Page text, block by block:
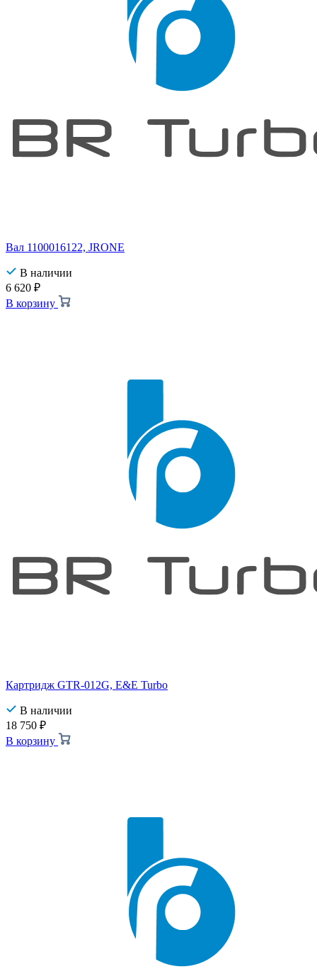
Вал 1100016122, JRONE
В наличии
6 620 ₽
В корзину
Картридж GTR-012G, E&E Turbo
В наличии
18 750 ₽
В корзину